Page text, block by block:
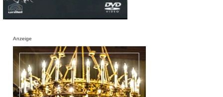
Anzeige